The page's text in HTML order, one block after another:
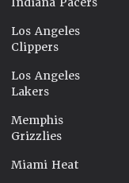
Los Angeles
Clippers
Los Angeles
Lakers
Memphis
Grizzlies
Miami Heat